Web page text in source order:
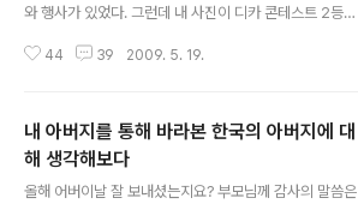
와 행사가 있었다. 그런데 내 사진이 디카 콘테스트 2등에
로 어떻게 당첨이 되었을까? 물론 사진 촬영기술로 선택된
른쪽 상단 귀퉁이에 2등한 내 사진이 보인다) KTX 디카 콘
테스트에 응모했던 사연 제목: 주말부부로 헤어질 때마다
눈물 흘린 우리 가족 가난해서 주말부부를 했다. 가족은 부
44 39 2009. 5. 19.
내 아버지를 통해 바라본 한국의 아버지에 대
해 생각해보다
올해 어버이날 잘 보내셨는지요? 부모님께 감사의 말씀은